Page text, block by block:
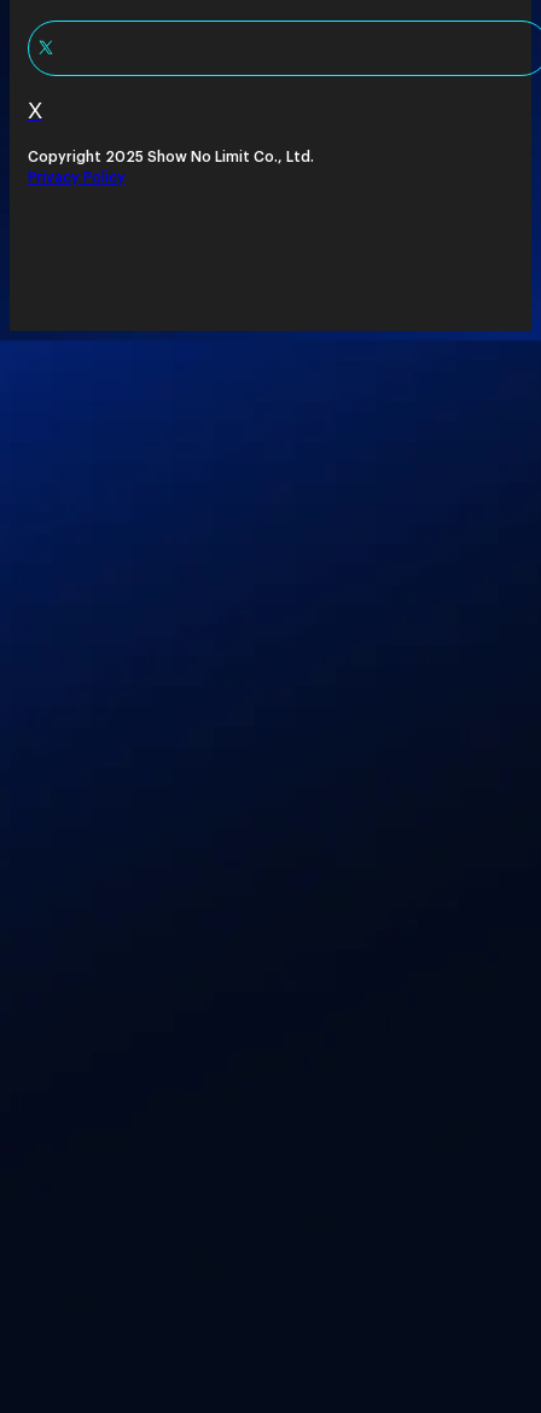
X
Copyright 2025 Show No Limit Co., Ltd.
Privacy Policy